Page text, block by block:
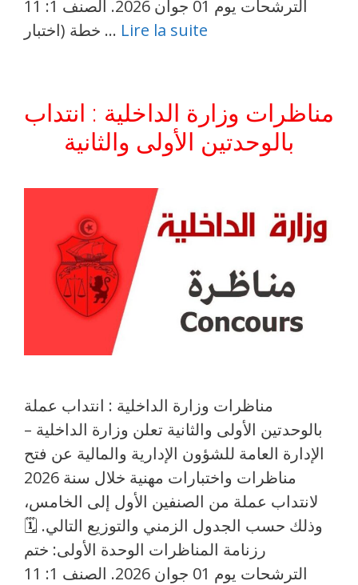
الترشحات يوم 01 جوان 2026. الصنف 1: 11
خطة (اختبار … Lire la suite
مناظرات وزارة الداخلية : انتداب
بالوحدتين الأولى والثانية
مناظرات وزارة الداخلية : انتداب عملة
بالوحدتين الأولى والثانية تعلن وزارة الداخلية –
الإدارة العامة للشؤون الإدارية والمالية عن فتح
مناظرات واختبارات مهنية خلال سنة 2026
لانتداب عملة من الصنفين الأول إلى الخامس،
وذلك حسب الجدول الزمني والتوزيع التالي. 🗓️
رزنامة المناظرات الوحدة الأولى: ختم
الترشحات يوم 01 جوان 2026. الصنف 1: 11